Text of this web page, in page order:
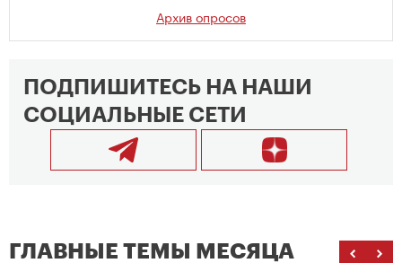
Архив опросов
ПОДПИШИТЕСЬ НА НАШИ
СОЦИАЛЬНЫЕ СЕТИ
ГЛАВНЫЕ ТЕМЫ МЕСЯЦА